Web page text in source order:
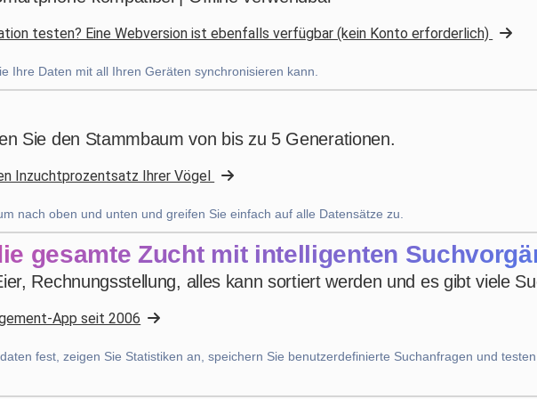
v4.3.21
bruno peri ·Italia
starstarstarstarstar
letzten Monat
Fünf-Sterne-Bewertung
Nhb Bourahmah ·Kuwait
testen? Eine Webversion ist ebenfalls verfügbar (kein Konto erforderlich)
Ihre Daten mit all Ihren Geräten synchronisieren kann.
Sie den Stammbaum von bis zu 5 Generationen.
Inzuchtprozentsatz Ihrer Vögel
nach oben und unten und greifen Sie einfach auf alle Datensätze zu.
gesamte Zucht mit intelligenten
Rechnungsstellung, alles kann sortiert werden und es gibt viele
App seit 2006
fest, zeigen Sie Statistiken an, speichern Sie benutzerdefinierte Suchanfragen und